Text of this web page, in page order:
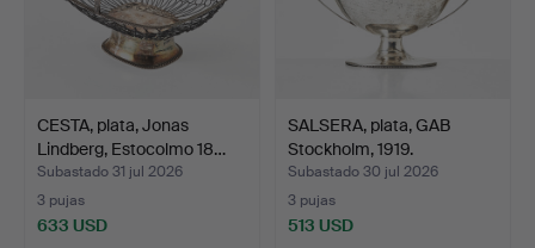
CESTA, plata, Jonas
Lindberg, Estocolmo 18…
Subastado 31 jul 2026
3 pujas
633 USD
SALSERA, plata, GAB
Stockholm, 1919.
Subastado 30 jul 2026
3 pujas
513 USD